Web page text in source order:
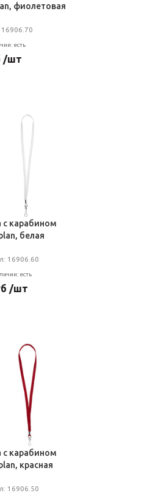
фиолетовая
16906.70
есть
/шт
с карабином
белая
16906.60
есть
/шт
с карабином
красная
16906.50